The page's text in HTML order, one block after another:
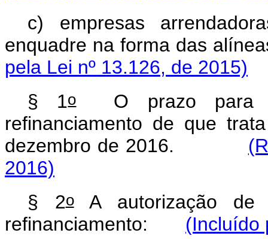
c) empresas
enquadre na forma das
pela Lei nº 13.126, de 2015)
§ 1oO prazo para
refinanciamento de que
dezembro de 2016.
2016)
§ 2oA autorização
refinanciamento: (Incluído